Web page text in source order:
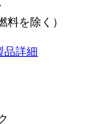
料を除く）
品詳細